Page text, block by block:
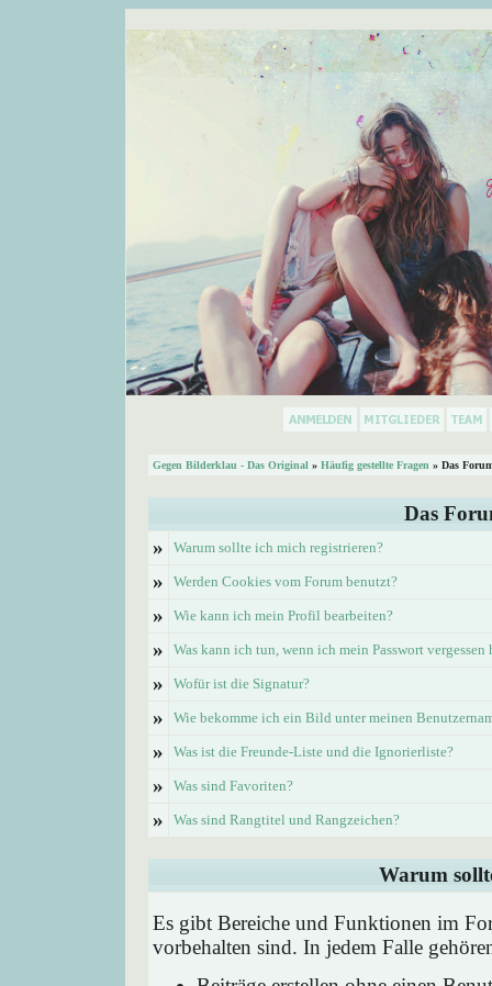
Gegen Bilderklau - Das Original » Häufig gestellte Fragen » Das
Das
»
Warum sollte ich mich registrieren?
» Werden Cookies vom Forum benutzt?
» Wie kann ich mein Profil bearbeiten?
» Was kann ich tun, wenn ich mein Passwort vergessen
» Wofür ist die Signatur?
» Wie bekomme ich ein Bild unter meinen
» Was ist die Freunde-Liste und die Ignorierliste?
» Was sind Favoriten?
» Was sind Rangtitel und Rangzeichen?
Warum
Es gibt Bereiche und Funktionen im
vorbehalten sind. In jedem Falle